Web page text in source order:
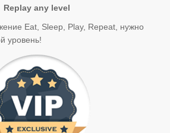
Replay any level
Eat, Sleep, Play, Repeat, нужно
уровень!